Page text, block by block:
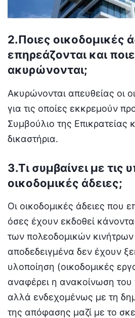
2.Ποιες οικοδομικές
επηρεάζονται και
ακυρώνονται;
Ακυρώνονται απευθείας οι
για τις οποίες εκκρεμούν
Συμβούλιο της Επικρατείας
δικαστήρια.
3.Τι συμβαίνει με τις
οικοδομικές άδειες;
Οι οικοδομικές άδειες που
όσες έχουν εκδοθεί
των πολεοδομικών κινήτρων
αποδεδειγμένα δεν έχουν
υλοποίηση (οικοδομικές
αναφέρει η ανακοίνωση του
αλλά ενδεχομένως με τη
της απόφασης μαζί με το